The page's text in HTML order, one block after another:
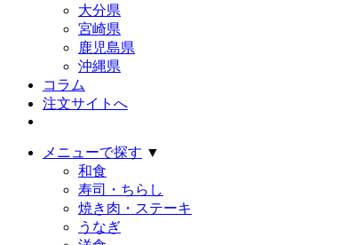
大分県
宮崎県
鹿児島県
沖縄県
コラム
注文サイトへ
メニューで探す ▼
和食
寿司・ちらし
焼き肉・ステーキ
うなぎ